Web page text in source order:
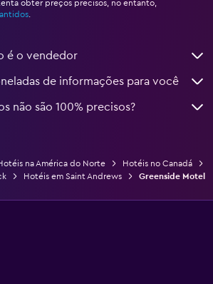
obter preços precisos, no entanto,
é o vendedor
de informações para você
não são 100% precisos?
na América do Norte
Hotéis no Canadá
Hotéis em Saint Andrews Greenside Motel